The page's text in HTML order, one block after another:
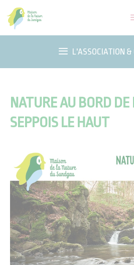
Aller
au
contenu
L'ASSOCIATION &
NATURE AU BORD DE
SEPPOIS LE HAUT